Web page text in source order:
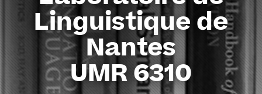
Linguistique de
Nantes
UMR 6310